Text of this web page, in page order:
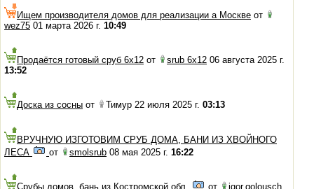
Ищем производителя домов для реализации а Москве от
wez75 01 марта 2026 г. 10:49
Продаётся готовый сруб 6х12 от srub 6x12 06 августа 2025 г.
13:52
Доска из сосны от Тимур 22 июля 2025 г. 03:13
ВРУЧНУЮ ИЗГОТОВИМ СРУБ ДОМА, БАНИ ИЗ ХВОЙНОГО
ЛЕСА
от smolsrub 08 мая 2025 г. 16:22
Срубы домов, бань из Костромской обл. от
igor.golousch